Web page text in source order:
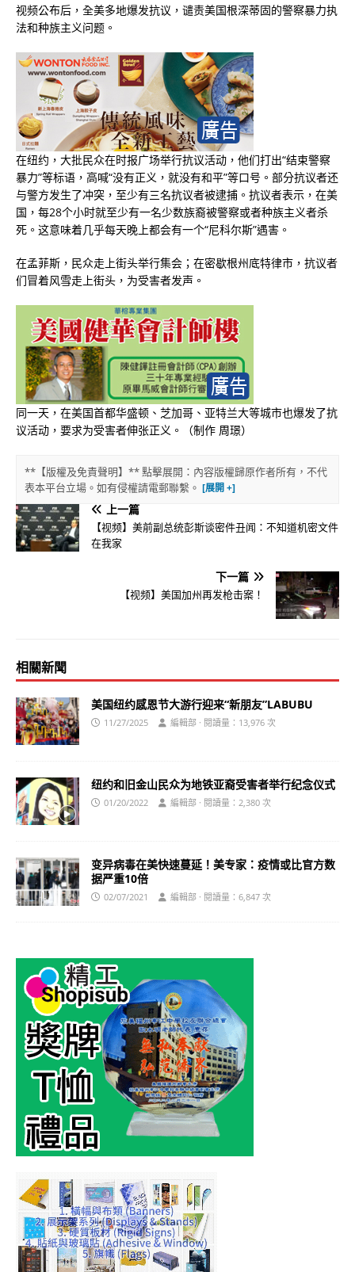
视频公布后，全美多地爆发抗议，谴责美国根深蒂固的警察暴力执
法和种族主义问题。
在纽约，大批民众在时报广场举行抗议活动，他们打出“结束警察
暴力”等标语，高喊“没有正义，就没有和平”等口号。部分抗议者还
与警方发生了冲突，至少有三名抗议者被逮捕。抗议者表示，在美
国，每28个小时就至少有一名少数族裔被警察或者种族主义者杀
死。这意味着几乎每天晚上都会有一个“尼科尔斯”遇害。
在孟菲斯，民众走上街头举行集会；在密歇根州底特律市，抗议者
们冒着风雪走上街头，为受害者发声。
同一天，在美国首都华盛顿、芝加哥、亚特兰大等城市也爆发了抗
议活动，要求为受害者伸张正义。（制作 周璟）
**【版權及免責聲明】** 點擊展開：內容版權歸原作者所有，不代
表本平台立場。如有侵權請電郵聯繫。
上一篇
【视频】美前副总统彭斯谈密件丑闻：不知道机密文件
在我家
下一篇
【视频】美国加州再发枪击案！
相關新聞
美国纽约感恩节大游行迎来“新朋友”LABUBU
11/27/2025 編輯部 · 閱讀量：13,976 次
纽约和旧金山民众为地铁亚裔受害者举行纪念仪式
01/20/2022 編輯部 · 閱讀量：2,380 次
变异病毒在美快速蔓延！美专家：疫情或比官方数
据严重10倍
02/07/2021 編輯部 · 閱讀量：6,847 次